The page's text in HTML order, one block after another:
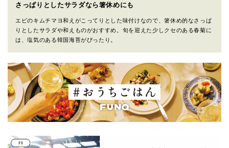
さっぱりとしたサラダなら箸休めにも
エビのキムチマヨ和えがこってりとした味付けなので、箸休め的なさっぱ
りとしたサラダや和えものがおすすめ。旬を迎えた少しクセのある春菊に
は、塩気のある韓国海苔がぴったり。